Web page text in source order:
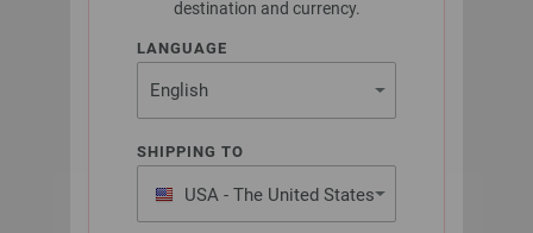
destination and currency.
LANGUAGE
SHIPPING TO
USA - The United States
of America
POPCORN